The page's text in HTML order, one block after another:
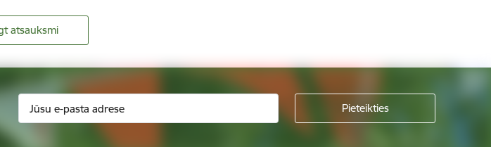
atsauksmi